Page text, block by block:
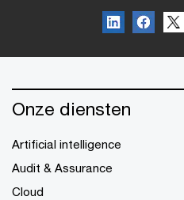
Onze diensten
Artificial intelligence
Audit & Assurance
Cloud